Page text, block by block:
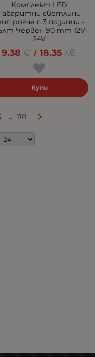
Комплект LED
светлини
рогче с 3 позиции -
Червен 90 mm 12V-
24V
9.38 € / 18.35 лв.
Купи
... 110